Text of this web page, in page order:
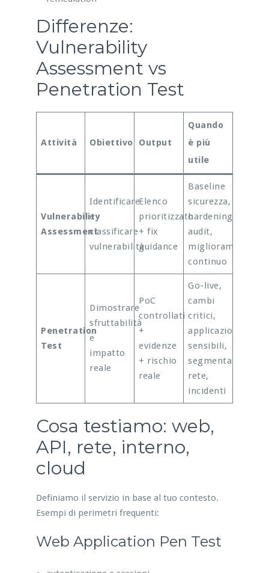
Differenze:
Vulnerability
Assessment vs
Penetration Test
Attività Obiettivo Output
Quando
è più
utile
Vulnerability
Assessment
Identificare
e
classificare
vulnerabilità
Elenco
prioritizzato
+ fix
guidance
Baseline
sicurezza,
hardening,
audit,
miglioramento
continuo
Penetration
Test
Dimostrare
sfruttabilità
e
impatto
reale
PoC
controllati
+
evidenze
+ rischio
reale
Go-live,
cambi
critici,
applicazioni
sensibili,
segmentazione
rete,
incidenti
Cosa testiamo: web,
API, rete, interno,
cloud
Definiamo il servizio in base al tuo contesto.
Esempi di perimetri frequenti:
Web Application Pen Test